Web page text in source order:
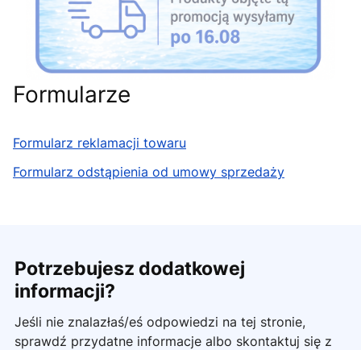
Formularze
Formularz reklamacji towaru
Formularz odstąpienia od umowy sprzedaży
Potrzebujesz dodatkowej
informacji?
Jeśli nie znalazłaś/eś odpowiedzi na tej stronie,
sprawdź przydatne informacje albo skontaktuj się z